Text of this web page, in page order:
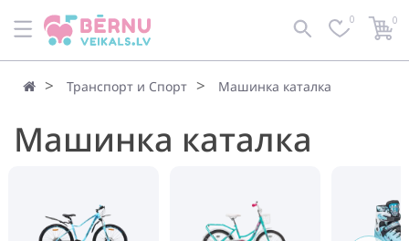
По умолчанию Фильтр 0 0
Транспорт и Спорт Машинка каталка
Машинка каталка